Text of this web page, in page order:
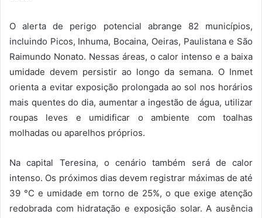
O alerta de perigo potencial abrange 82 municípios,
incluindo Picos, Inhuma, Bocaina, Oeiras, Paulistana e São
Raimundo Nonato. Nessas áreas, o calor intenso e a baixa
umidade devem persistir ao longo da semana. O Inmet
orienta a evitar exposição prolongada ao sol nos horários
mais quentes do dia, aumentar a ingestão de água, utilizar
roupas leves e umidificar o ambiente com toalhas
molhadas ou aparelhos próprios.
Na capital Teresina, o cenário também será de calor
intenso. Os próximos dias devem registrar máximas de até
39 °C e umidade em torno de 25%, o que exige atenção
redobrada com hidratação e exposição solar. A ausência